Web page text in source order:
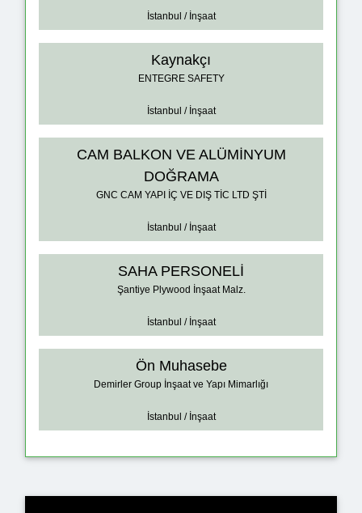
İstanbul / İnşaat
Kaynakçı
ENTEGRE SAFETY
İstanbul / İnşaat
CAM BALKON VE ALÜMİNYUM
DOĞRAMA
GNC CAM YAPI İÇ VE DIŞ TİC LTD ŞTİ
İstanbul / İnşaat
SAHA PERSONELİ
Şantiye Plywood İnşaat Malz.
İstanbul / İnşaat
Ön Muhasebe
Demirler Group İnşaat ve Yapı Mimarlığı
İstanbul / İnşaat